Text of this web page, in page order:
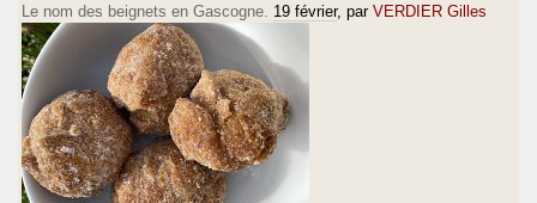
Le nom des beignets en Gascogne. 19 février, par VERDIER Gilles